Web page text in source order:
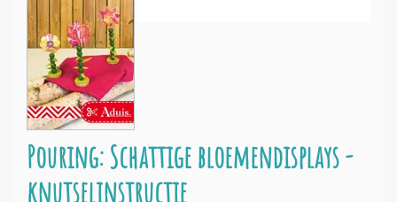
Pouring: Schattige bloemendisplays -
knutselinstructie